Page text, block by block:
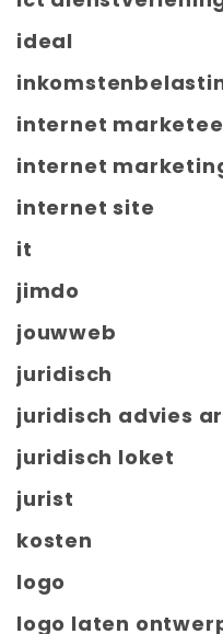
ideal
internet
internet
internet site
it
jimdo
jouwweb
juridisch
juridisch advies
juridisch loket
jurist
kosten
logo
logo laten